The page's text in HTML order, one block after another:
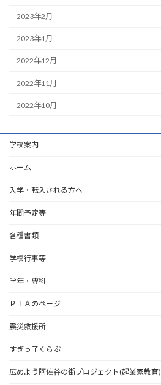
2023年2月
2023年1月
2022年12月
2022年11月
2022年10月
学校案内
ホーム
入学・転入される方へ
年間予定等
各種書類
学校行事等
学年・専科
ＰＴＡのページ
震災救援所
すぎっ子くらぶ
広めよう阿佐谷の街プロジェクト(起業家教育)